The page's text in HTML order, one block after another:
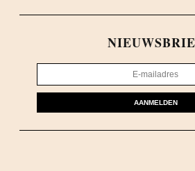
AANMELDEN